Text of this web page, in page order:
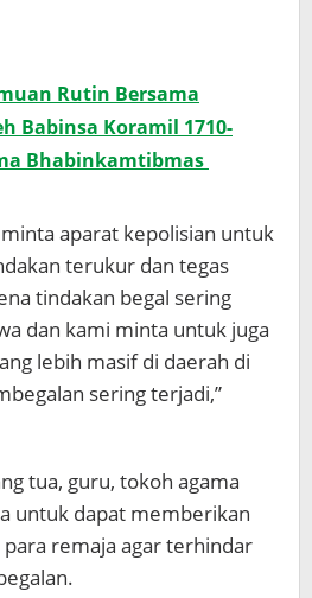
Rutin Bersama
Babinsa Koramil 1710-
Bhabinkamtibmas
aparat kepolisian untuk
terukur dan tegas
tindakan begal sering
dan kami minta untuk juga
lebih masif di daerah di
sering terjadi,”
tua, guru, tokoh agama
untuk dapat memberikan
remaja agar terhindar